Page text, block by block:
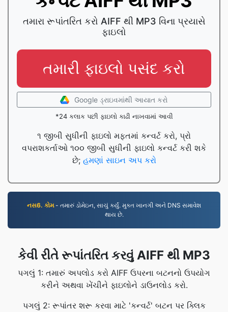
તમારા રૂપાંતરિત કરો AIFF થી MP3 વિના પ્રયાસે
ફાઇલો
તમારી ફાઇલો પસંદ કરો
Google ડ્રાઇવમાંથી આયાત કરો
*24 કલાક પછી ફાઇલો કાઢી નાખવામાં આવી
૧ જીબી સુધીની ફાઇલો મફતમાં કન્વર્ટ કરો, પ્રો
વપરાશકર્તાઓ ૧૦૦ જીબી સુધીની ફાઇલો કન્વર્ટ કરી શકે
છે; હમણાં સાઇન અપ કરો
નસ6. કોમ- તમારું ડોમેઇન, સાચું કર્યું. મુક્ત ખાનગી અને DNS સમાવેશ
થાય છે.
કેવી રીતે રૂપાંતરિત કરવું AIFF થી MP3
પગલું 1: તમારું અપલોડ કરો AIFF ઉપરના બટનનો ઉપયોગ
કરીને અથવા ખેંચીને ફાઇલોને ડાઉનલોડ કરો.
પગલું 2: રૂપાંતર શરૂ કરવા માટે 'કન્વર્ટ' બટન પર ક્લિક